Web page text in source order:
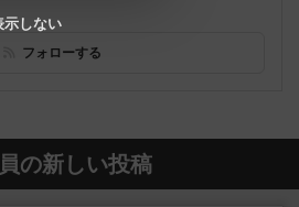
フォローする
の新しい投稿
示しない